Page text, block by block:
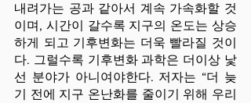
내려가는 공과 같아서 계속 가속화할 것
이며, 시간이 갈수록 지구의 온도는 상승
하게 되고 기후변화는 더욱 빨라질 것이
다. 그럴수록 기후변화 과학은 더이상 낯
선 분야가 아니여야한다. 저자는 “더 늦
기 전에 지구 온난화를 줄이기 위해 우리